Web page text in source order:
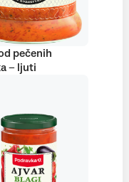
pečenih
– ljuti